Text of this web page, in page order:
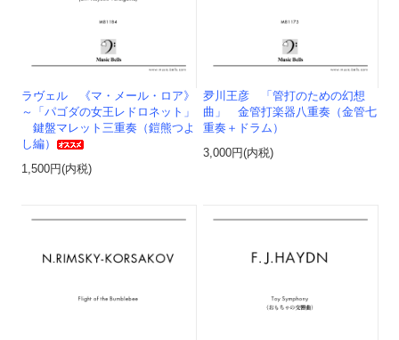
ラヴェル 《マ・メール・ロア》
～「パゴダの女王レドロネット」
鍵盤マレット三重奏（鎧熊つよ
し編）
1,500円(内税)
夛川王彦 「管打のための幻想
曲」 金管打楽器八重奏（金管七
重奏＋ドラム）
3,000円(内税)